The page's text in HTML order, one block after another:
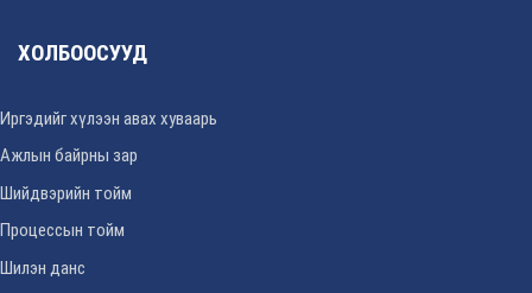
ХОЛБООСУУД
Иргэдийг хүлээн авах хуваарь
Ажлын байрны зар
Шийдвэрийн тойм
Процессын тойм
Шилэн данс